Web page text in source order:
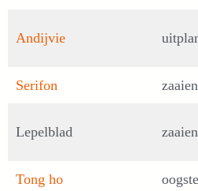
Andijvie
Serifon zaaien
Lepelblad zaaien
Tong ho